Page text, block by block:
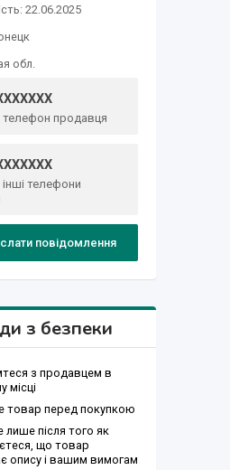
22.06.2025
обл.
телефон продавця
телефони
повідомлення
з безпеки
з продавцем в
місці
товар перед покупкою
лише після того як
що товар
опису і вашим вимогам